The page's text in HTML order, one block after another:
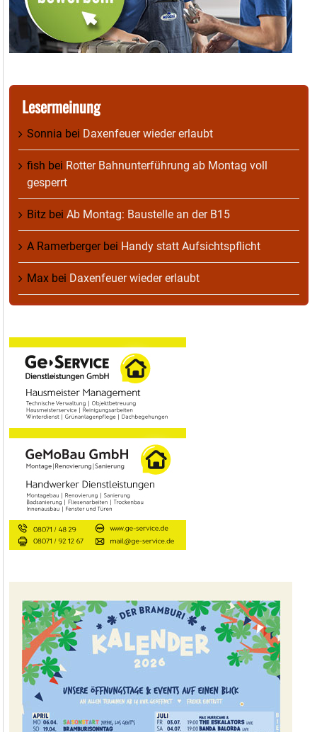
Lesermeinung
Sonnia bei Daxenfeuer wieder erlaubt
fish bei Rotter Bahnunterführung ab Montag voll
gesperrt
Bitz bei Ab Montag: Baustelle an der B15
A Ramerbergerbei Handy statt Aufsichtspflicht
Max bei Daxenfeuer wieder erlaubt